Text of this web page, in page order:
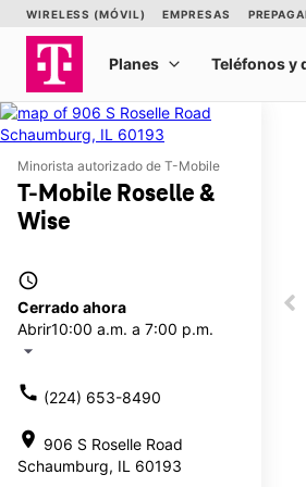
Minorista autorizado de T-Mobile
T-Mobile Roselle &
Wise
access_time
Cerrado ahora
Abrir10:00 a.m. a 7:00 p.m.
arrow_drop_down
call (224) 653-8490
location_on 906 S Roselle Road
Schaumburg, IL 60193